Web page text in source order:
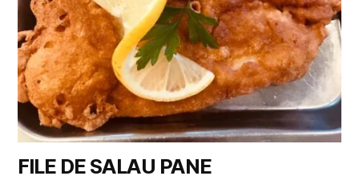
FILE DE SALAU PANE